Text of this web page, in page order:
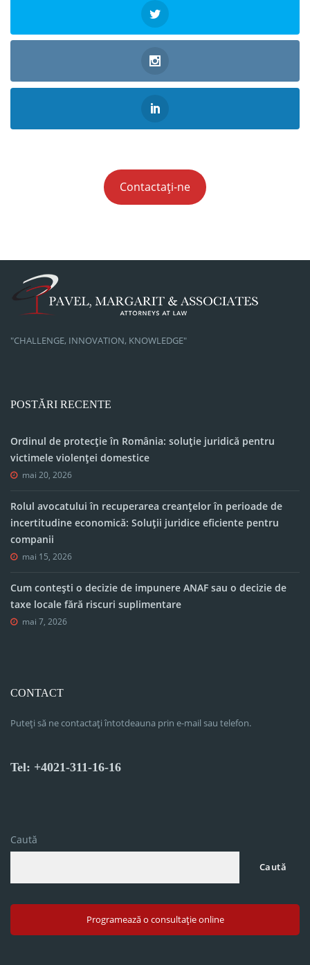
Contactați-ne
"CHALLENGE, INNOVATION, KNOWLEDGE"
POSTĂRI RECENTE
Ordinul de protecție în România: soluție juridică pentru
victimele violenței domestice
mai 20, 2026
Rolul avocatului în recuperarea creanțelor în perioade de
incertitudine economică: Soluții juridice eficiente pentru
companii
mai 15, 2026
Cum contești o decizie de impunere ANAF sau o decizie de
taxe locale fără riscuri suplimentare
mai 7, 2026
CONTACT
Puteți să ne contactați întotdeauna prin e-mail sau telefon.
Tel: +4021-311-16-16
Caută
Caută
Programează o consultație online